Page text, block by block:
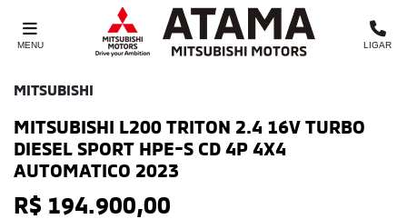
MENU LIGAR
MITSUBISHI
MITSUBISHI L200 TRITON 2.4 16V TURBO
DIESEL SPORT HPE-S CD 4P 4X4
AUTOMATICO 2023
R$ 194.900,00